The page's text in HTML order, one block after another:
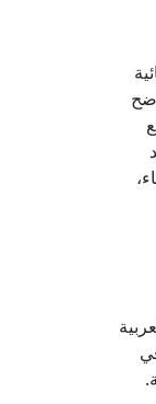
2020 وحتى 8 ديسمبر 2020. وأوضح